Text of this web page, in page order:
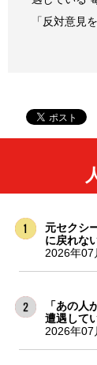
「反対意見
元セクシ
に戻れな
2026年07
「あの人
遭遇して
2026年07